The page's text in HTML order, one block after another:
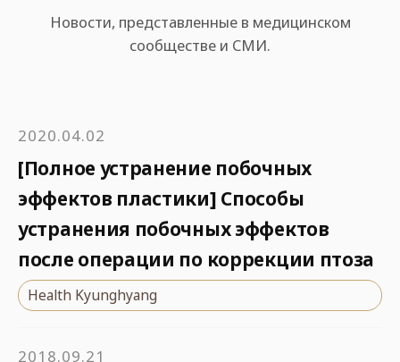
Новости, представленные в медицинском
сообществе и СМИ.
2020.04.02
[Полное устранение побочных
эффектов пластики] Способы
устранения побочных эффектов
после операции по коррекции птоза
Health Kyunghyang
2018.09.21